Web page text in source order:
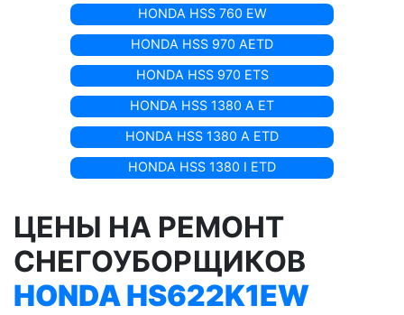
HONDA HSS 760 EW
HONDA HSS 970 AETD
HONDA HSS 970 ETS
HONDA HSS 1380 A ET
HONDA HSS 1380 A ETD
HONDA HSS 1380 I ETD
ЦЕНЫ НА РЕМОНТ
СНЕГОУБОРЩИКОВ
HONDA HS622K1EW